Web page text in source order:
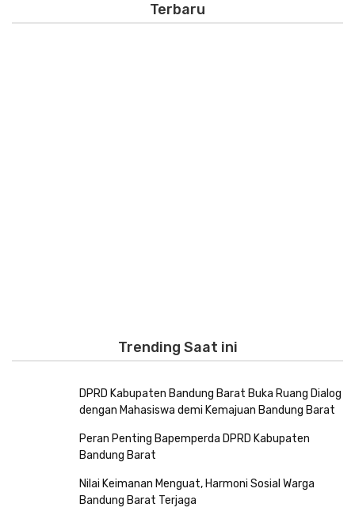
Terbaru
Trending Saat ini
DPRD Kabupaten Bandung Barat Buka Ruang Dialog
dengan Mahasiswa demi Kemajuan Bandung Barat
Peran Penting Bapemperda DPRD Kabupaten
Bandung Barat
Nilai Keimanan Menguat, Harmoni Sosial Warga
Bandung Barat Terjaga